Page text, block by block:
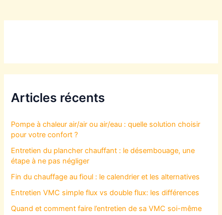
Articles récents
Pompe à chaleur air/air ou air/eau : quelle solution choisir
pour votre confort ?
Entretien du plancher chauffant : le désembouage, une
étape à ne pas négliger
Fin du chauffage au fioul : le calendrier et les alternatives
Entretien VMC simple flux vs double flux: les différences
Quand et comment faire l’entretien de sa VMC soi-même